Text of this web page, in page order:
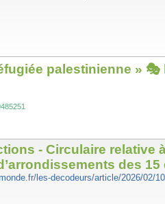
palestinienne »
- Circulaire
des 15
les-decodeurs/article/2026/02/